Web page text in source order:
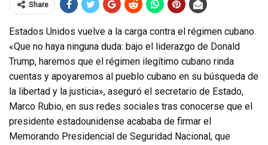
Share
Estados Unidos vuelve a la carga contra el régimen cubano.
«Que no haya ninguna duda: bajo el liderazgo de Donald
Trump, haremos que el régimen ilegítimo cubano rinda
cuentas y apoyaremos al pueblo cubano en su búsqueda de
la libertad y la justicia», aseguró el secretario de Estado,
Marco Rubio, en sus redes sociales tras conocerse que el
presidente estadounidense acababa de firmar el
Memorando Presidencial de Seguridad Nacional, que